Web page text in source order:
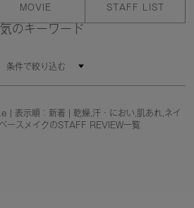
MOVIE STAFF LIST
気のキーワード
条件で絞り込む
| 表示順：新着 | 乾燥,汗・におい,肌あれ,ネイ
ースメイクのSTAFF REVIEW一覧